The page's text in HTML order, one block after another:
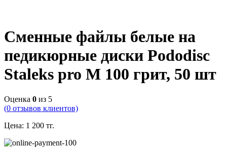
Сменные файлы белые на
педикюрные диски Pododisc
Staleks pro M 100 грит, 50 шт
Оценка 0 из 5
(0 отзывов клиентов)
Цена: 1 200 тг.